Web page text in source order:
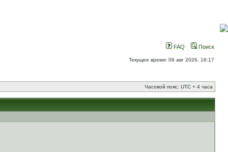
FAQ Поиск
Текущее время: 09 авг 2026, 18:17
Часовой пояс: UTC + 4 часа